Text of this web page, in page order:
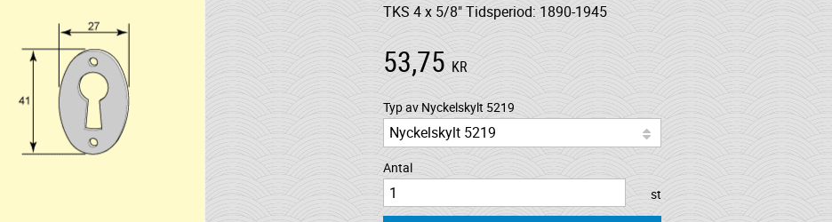
TKS 4 x 5/8" Tidsperiod: 1890-1945
53,75 KR
Typ av Nyckelskylt 5219
Antal
st